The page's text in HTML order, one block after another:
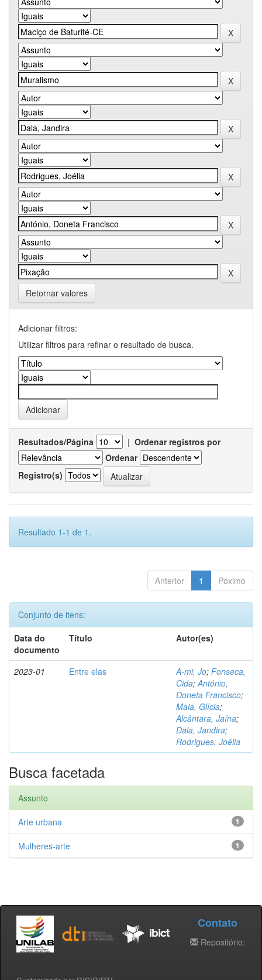
Retornar valores
Adicionar filtros:
Utilizar filtros para refinar o resultado de busca.
Resultados/Página | Ordenar registros por
Ordenar
Registro(s)
Resultado 1-1 de 1.
Anterior 1 Póximo
Conjunto de itens:
Data do
documento
Título Autor(es)
2023-01 Entre elas A-mi, Jo; Fonseca,
Cida;António,
Doneta Francisco;
Maia, Glícia;
Alcântara, Jaína;
Dala, Jandira;
Rodrigues, Joélia
Busca facetada
Assunto
1
Arte urbana
1
Mulheres-arte
Contato
Repositório: